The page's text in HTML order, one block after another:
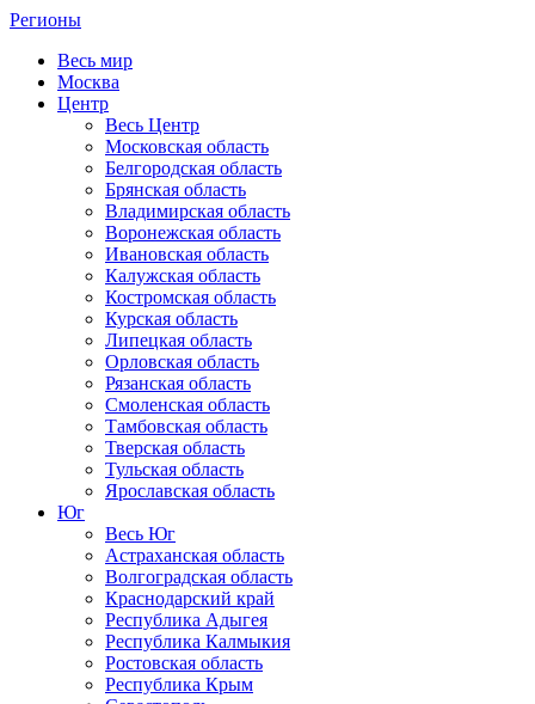
Регионы
Весь мир
Москва
Центр
Весь Центр
Московская область
Белгородская область
Брянская область
Владимирская область
Воронежская область
Ивановская область
Калужская область
Костромская область
Курская область
Липецкая область
Орловская область
Рязанская область
Смоленская область
Тамбовская область
Тверская область
Тульская область
Ярославская область
Юг
Весь Юг
Астраханская область
Волгоградская область
Краснодарский край
Республика Адыгея
Республика Калмыкия
Ростовская область
Республика Крым